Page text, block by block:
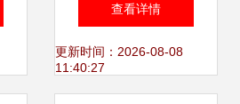
智慧食药，大数据
查看详情
更新时间：2026-08-08
11:40:27